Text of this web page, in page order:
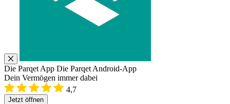
Die Parqet App Die Parqet Android-App
Dein Vermögen immer dabei
4,7
Jetzt öffnen